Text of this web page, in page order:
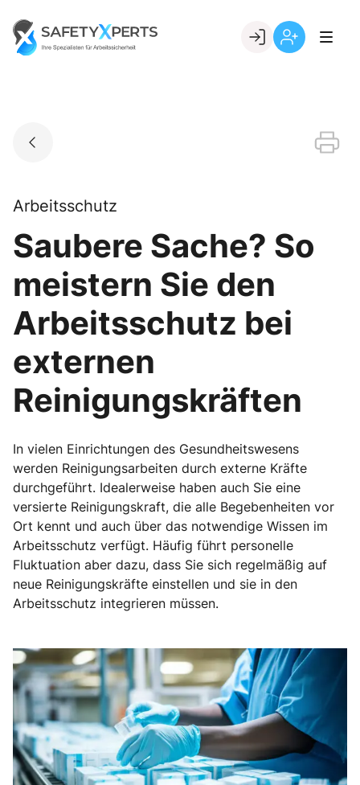
content
Go to landing page.
Arbeitsschutz
Saubere Sache? So
meistern Sie den
Arbeitsschutz bei
externen
Reinigungskräften
In vielen Einrichtungen des Gesundheitswesens
werden Reinigungsarbeiten durch externe Kräfte
durchgeführt. Idealerweise haben auch Sie eine
versierte Reinigungskraft, die alle Begebenheiten vor
Ort kennt und auch über das notwendige Wissen im
Arbeitsschutz verfügt. Häufig führt personelle
Fluktuation aber dazu, dass Sie sich regelmäßig auf
neue Reinigungskräfte einstellen und sie in den
Arbeitsschutz integrieren müssen.